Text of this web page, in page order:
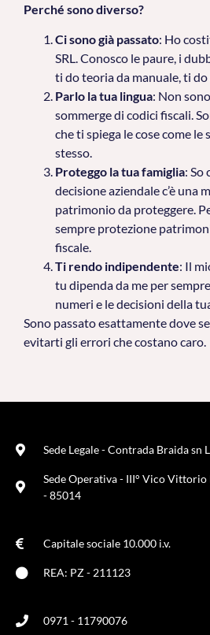
Perché sono diverso?
Ci sono già passato: Ho
SRL. Conosco le paure, i
ti do teoria da manuale, ti
Parlo la tua lingua: Non
sommerge di codici fiscali.
che ti spiega le cose come le
stesso.
Proteggo la tua famiglia: So
decisione aziendale c’è una
patrimonio da proteggere.
sempre protezione
fiscale.
Ti rendo indipendente: Il
tu dipenda da me per
numeri e le decisioni della
Sono passato esattamente dove
evitarti gli errori che costano caro.
Sede Legale - Contrada Braida sn
Sede Operativa - III° Vico Vittorio
- 85014
Capitale sociale 10.000 i.v.
REA: PZ - 211123
0971 - 11790076